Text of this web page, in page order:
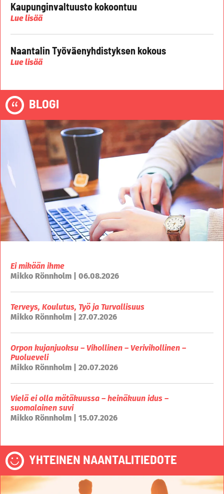
Kaupunginvaltuusto kokoontuu
Lue lisää
Naantalin Työväenyhdistyksen kokous
Lue lisää
BLOGI
Ei mikään ihme
Mikko Rönnholm | 06.08.2026
Terveys, Koulutus, Työ ja Turvallisuus
Mikko Rönnholm | 27.07.2026
Orpon kujanjuoksu – Vihollinen – Verivihollinen –
Puolueveli
Mikko Rönnholm | 20.07.2026
Vielä ei olla mätäkuussa – heinäkuun idus –
suomalainen suvi
Mikko Rönnholm | 15.07.2026
YHTEINEN NAANTALITIEDOTE